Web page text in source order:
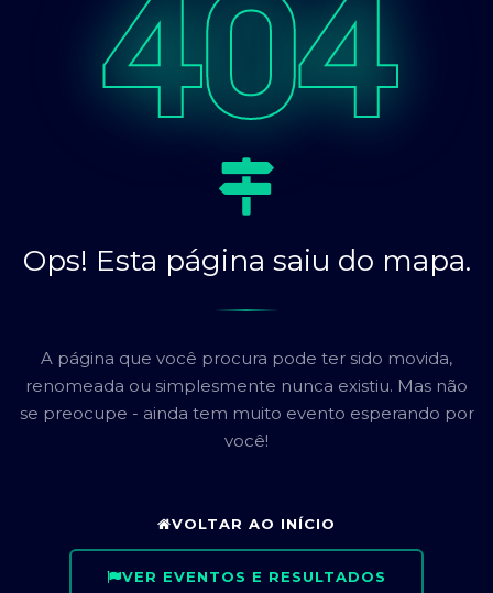
404
Ops! Esta página saiu do mapa.
A página que você procura pode ter sido movida,
renomeada ou simplesmente nunca existiu. Mas não
se preocupe - ainda tem muito evento esperando por
você!
VOLTAR AO INÍCIO
VER EVENTOS E RESULTADOS